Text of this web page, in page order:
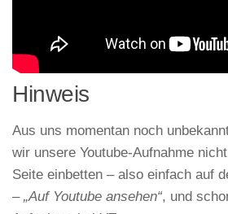
Hinweis
Aus uns momentan noch
wir unsere Youtube-Aufnahme
Seite einbetten – also einfach auf
– „Auf Youtube ansehen“, und